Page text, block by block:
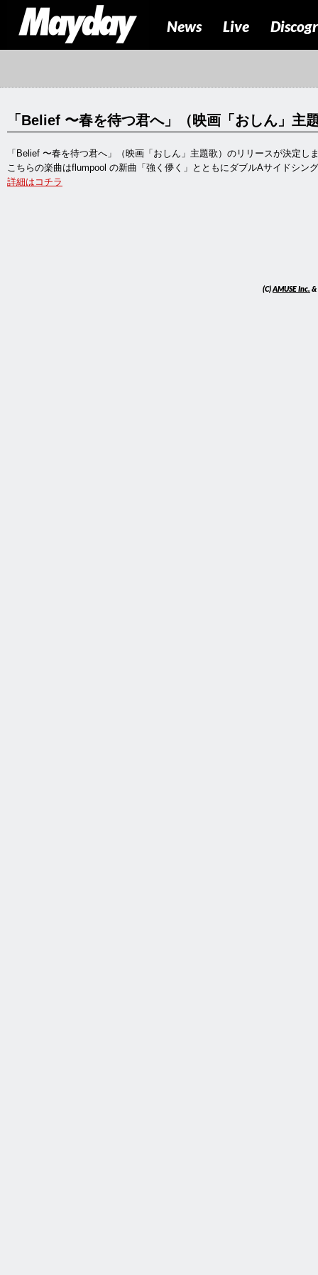
News Live
「Belief 〜春を待つ君へ」（映画「おしん」主
「Belief 〜春を待つ君へ」（映画「おしん」主題歌）のリリースが決定し
こちらの楽曲はflumpool の新曲「強く儚く」とともにダブルAサイドシン
詳細はコチラ
(C)AMUSE Inc. &